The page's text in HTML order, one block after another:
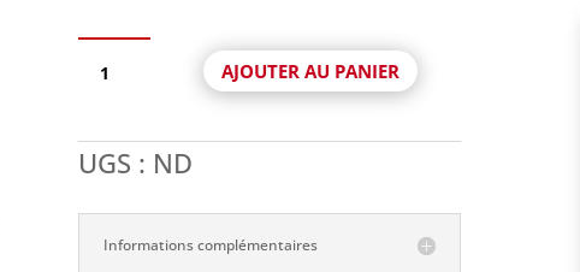
pour
AJOUTER AU PANIER
UGS : ND
Informations complémentaires